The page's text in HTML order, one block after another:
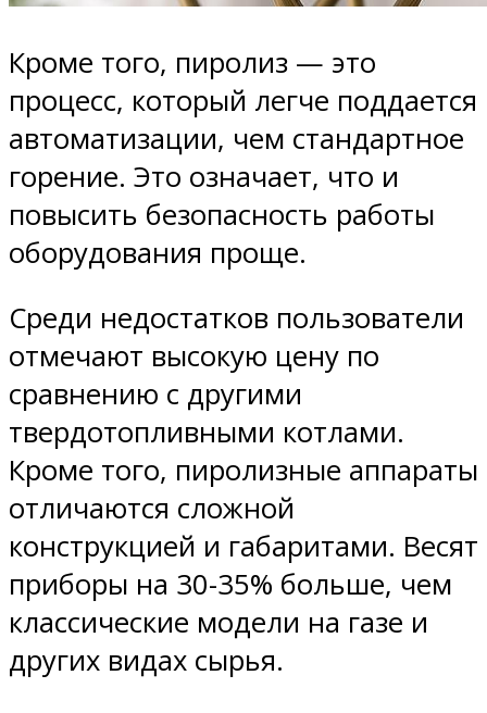
Кроме того, пиролиз — это
процесс, который легче поддается
автоматизации, чем стандартное
горение. Это означает, что и
повысить безопасность работы
оборудования проще.
Среди недостатков пользователи
отмечают высокую цену по
сравнению с другими
твердотопливными котлами.
Кроме того, пиролизные аппараты
отличаются сложной
конструкцией и габаритами. Весят
приборы на 30-35% больше, чем
классические модели на газе и
других видах сырья.